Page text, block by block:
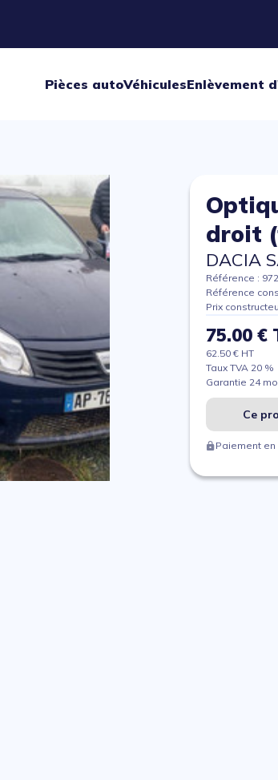
Pièces autoVéhiculesEnlèvement
droit
DACIA
Référence :
Référence
Prix
75.00 €
62.50 € HT
Taux TVA 20 %
Garantie 24
Ce
Paiement